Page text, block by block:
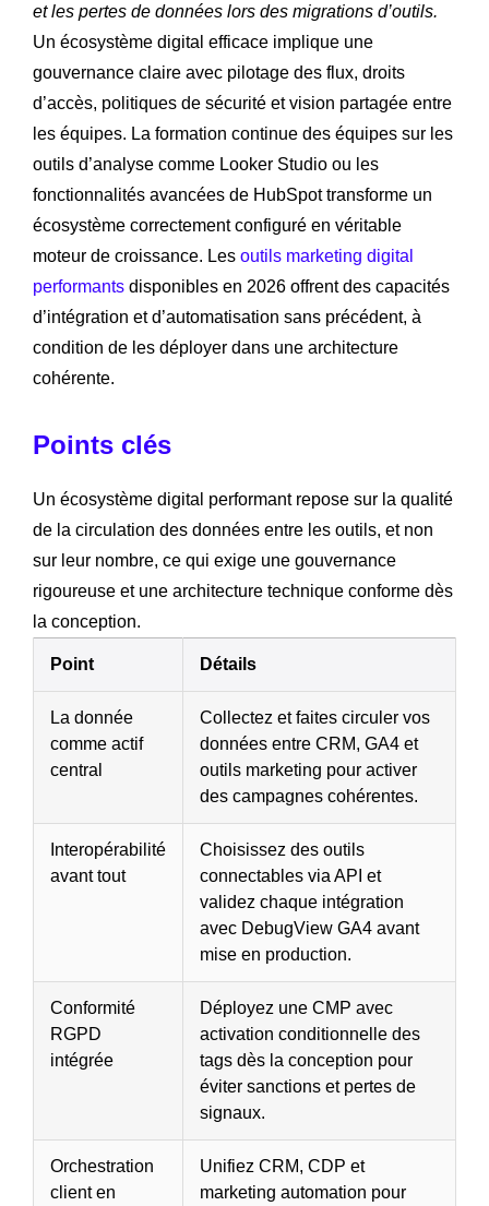
et les pertes de données lors des migrations d’outils.
Un écosystème digital efficace implique une
gouvernance claire avec pilotage des flux, droits
d’accès, politiques de sécurité et vision partagée entre
les équipes. La formation continue des équipes sur les
outils d’analyse comme Looker Studio ou les
fonctionnalités avancées de HubSpot transforme un
écosystème correctement configuré en véritable
moteur de croissance. Les outils marketing digital
performants disponibles en 2026 offrent des capacités
d’intégration et d’automatisation sans précédent, à
condition de les déployer dans une architecture
cohérente.
Points clés
Un écosystème digital performant repose sur la qualité
de la circulation des données entre les outils, et non
sur leur nombre, ce qui exige une gouvernance
rigoureuse et une architecture technique conforme dès
la conception.
Point Détails
La donnée
comme actif
central
Collectez et faites circuler vos
données entre CRM, GA4 et
outils marketing pour activer
des campagnes cohérentes.
Interopérabilité
avant tout
Choisissez des outils
connectables via API et
validez chaque intégration
avec DebugView GA4 avant
mise en production.
Conformité
RGPD
intégrée
Déployez une CMP avec
activation conditionnelle des
tags dès la conception pour
éviter sanctions et pertes de
signaux.
Orchestration
client en
Unifiez CRM, CDP et
marketing automation pour